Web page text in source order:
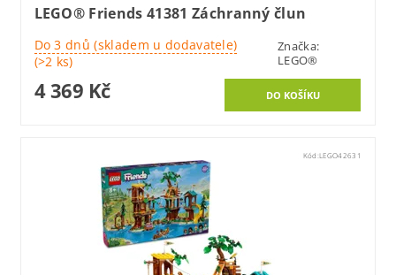
LEGO® Friends 41381 Záchranný člun
Do 3 dnů (skladem u dodavatele)
(>2 ks)
Značka:
LEGO®
4 369 Kč
Kód:LEGO42631